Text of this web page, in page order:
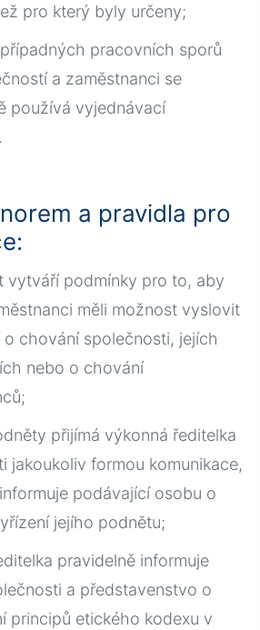
pro který byly určeny;
pracovních sporů
a zaměstnanci se
používá vyjednávací
a pravidla pro
vytváří podmínky pro to, aby
měli možnost vyslovit
o chování společnosti, jejích
nebo o chování
;
přijímá výkonná ředitelka
jakoukoliv formou komunikace,
podávající osobu o
jejího podnětu;
pravidelně informuje
a představenstvo o
principů etického kodexu v